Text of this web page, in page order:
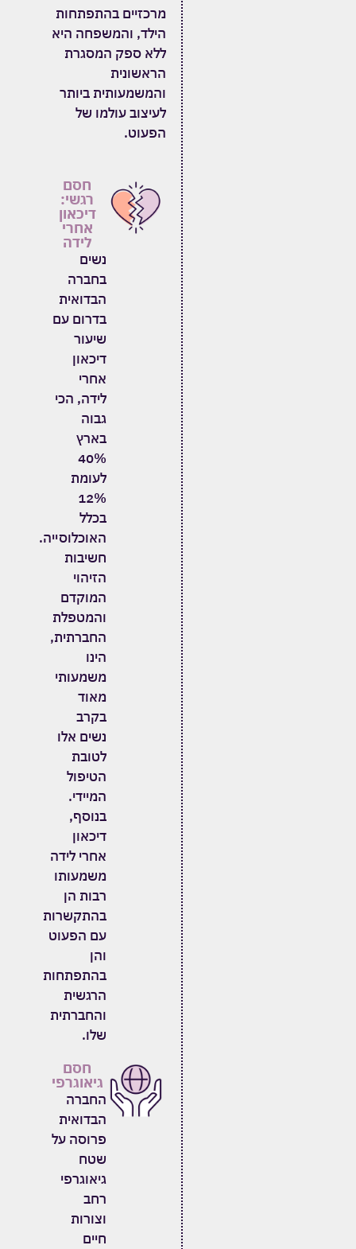
מרכזיים בהתפתחות
הילד, והמשפחה היא
ללא ספק המסגרת
הראשונית
והמשמעותיתביותר
לעיצוב עולמו של
הפעוט.
חסם
רגשי:
דיכאון
אחרי
לידה
נשים
בחברה
הבדואית
בדרום עם
שיעור
דיכאון
אחרי
לידה, הכי
גבוה
בארץ
40%
לעומת
12%
בכלל
האוכלוסייה.
חשיבות
הזיהוי
המוקדם
והמטפלת
החברתית,
הינו
משמעותי
מאוד
בקרב
נשים אלו
לטובת
הטיפול
המיידי.
בנוסף,
דיכאון
אחרי לידה
משמעותו
רבות הן
בהתקשרות
עם הפעוט
והן
בהתפתחות
הרגשית
והחברתית
שלו.
חסם
גיאוגרפי
החברה
הבדואית
פרוסה על
שטח
גיאוגרפי
רחב
וצורות
חיים